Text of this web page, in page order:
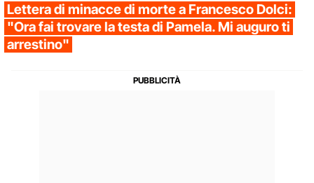
Lettera di minacce di morte a Francesco Dolci:
"Ora fai trovare la testa di Pamela. Mi auguro ti
arrestino"